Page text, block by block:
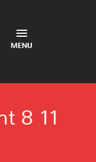
MENU
8 11